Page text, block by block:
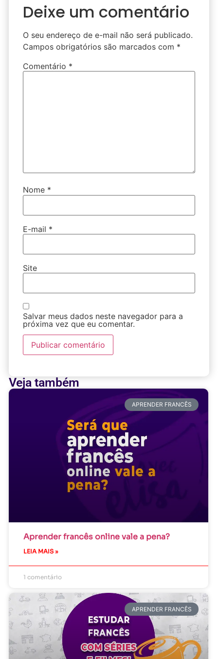
Deixe um comentário
O seu endereço de e-mail não será publicado.
Campos obrigatórios são marcados com *
Comentário *
Nome *
E-mail *
Site
Salvar meus dados neste navegador para a
próxima vez que eu comentar.
Veja também
APRENDER FRANCÊS
Aprender francês online vale a pena?
LEIA MAIS »
1 comentário
APRENDER FRANCÊS